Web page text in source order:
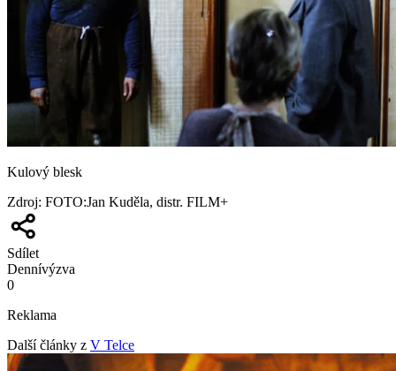
Kulový blesk
Zdroj: FOTO:Jan Kuděla, distr. FILM+
Sdílet
Dennívýzva
0
Reklama
Další články z V Telce